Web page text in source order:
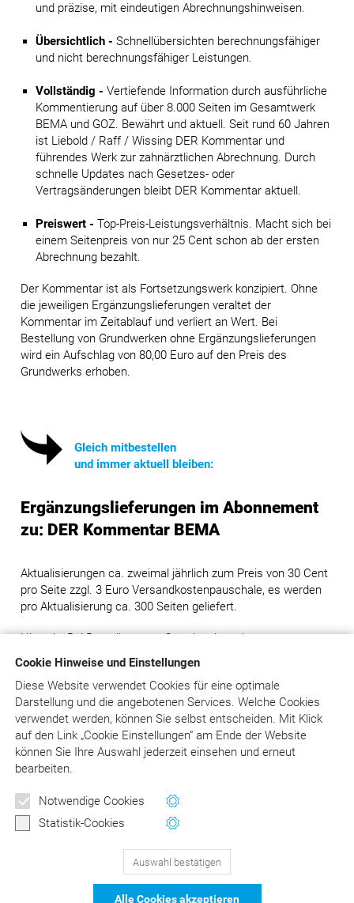
Cookie Hinweise und Einstellungen
Diese Website verwendet Cookies für eine optimale
Darstellung und die angebotenen Services. Welche Cookies
verwendet werden, können Sie selbst entscheiden. Mit Klick
aufden Link „Cookie Einstellungen“ am Ende der Website
können Sie Ihre Auswahl jederzeit einsehen und erneut
bearbeiten.
Notwendige Cookies
Statistik-Cookies
Auswahl bestätigen
Alle Cookies akzeptieren
und präzise, mit eindeutigen Abrechnungshinweisen.
Übersichtlich - Schnellübersichten berechnungsfähiger
und nicht berechnungsfähiger Leistungen.
Vollständig - Vertiefende Information durch ausführliche
Kommentierung auf über 8.000 Seiten im Gesamtwerk
BEMA und GOZ. Bewährt und aktuell. Seit rund 60 Jahren
ist Liebold / Raff / Wissing DER Kommentar und
führendes Werk zur zahnärztlichen Abrechnung. Durch
schnelle Updates nach Gesetzes- oder
Vertragsänderungen bleibt DER Kommentar aktuell.
Preiswert - Top-Preis-Leistungsverhältnis. Macht sich bei
einem Seitenpreis von nur 25 Cent schon ab der ersten
Abrechnung bezahlt.
Der Kommentar ist als Fortsetzungswerk konzipiert. Ohne
die jeweiligen Ergänzungslieferungen veraltet der
Kommentar im Zeitablauf und verliert an Wert. Bei
Bestellung von Grundwerken ohne Ergänzungslieferungen
wird ein Aufschlag von 80,00 Euro auf den Preis des
Grundwerks erhoben.
Gleich mitbestellen
und immer aktuell bleiben:
Ergänzungslieferungen im Abonnement
zu: DER Kommentar BEMA
Aktualisierungen ca. zweimal jährlich zum Preis von 30 Cent
pro Seite zzgl. 3 Euro Versandkostenpauschale, es werden
pro Aktualisierung ca. 300 Seiten geliefert.
Hinweis: Bei Bestellung von Grundwerken ohne
Ergänzungslieferungen wird ein Aufschlag von 80,00 Euro
auf den Preis des Grundwerks erhoben.
in den Warenkorb
Versandkosten: siehe Beschreibungstext
zur Übersicht
129Bewertungen auf ProvenExpert.com